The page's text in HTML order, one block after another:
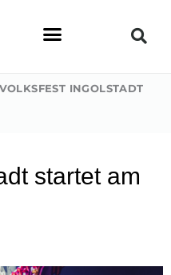
VOLKSFEST INGOLSTADT
startet am